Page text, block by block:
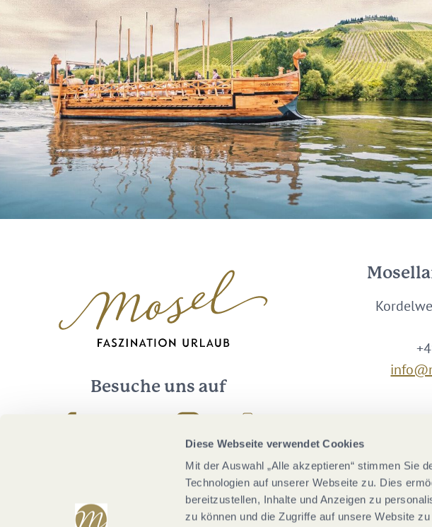
Diese Webseite verwendet Cookies
Mit der Auswahl „Alle akzeptieren“ stimmen Sie
Technologien auf unserer Webseite zu. Dies
bereitzustellen, Inhalte und Anzeigen zu
zu können und die Zugriffe auf unsere Website
Besuche uns auf